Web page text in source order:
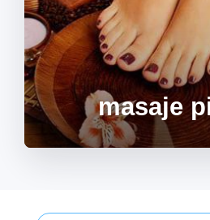
masaje